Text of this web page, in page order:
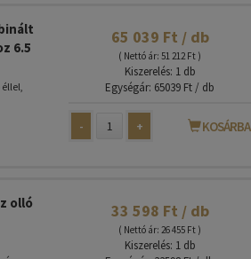
6.5
65 039 Ft / db
( Nettó ár: 51 212 Ft )
Kiszerelés: 1 db
Egységár: 65039 Ft / db
- + KOSÁRBA
olló
33 598 Ft / db
( Nettó ár: 26 455 Ft )
Kiszerelés: 1 db